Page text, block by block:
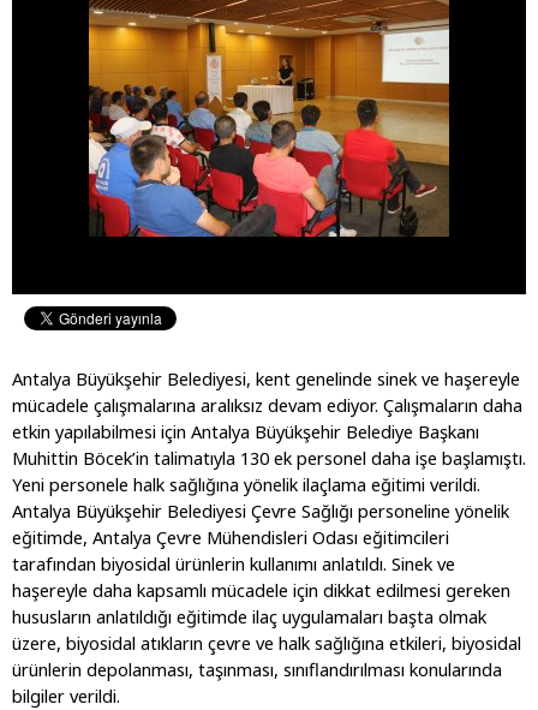
Antalya Büyükşehir Belediyesi, kent genelinde sinek ve haşereyle
mücadele çalışmalarına aralıksız devam ediyor. Çalışmaların daha
etkin yapılabilmesi için Antalya Büyükşehir Belediye Başkanı
Muhittin Böcek’in talimatıyla 130 ek personel daha işe başlamıştı.
Yeni personele halk sağlığına yönelik ilaçlama eğitimi verildi.
Antalya Büyükşehir Belediyesi Çevre Sağlığı personeline yönelik
eğitimde, Antalya Çevre Mühendisleri Odası eğitimcileri
tarafından biyosidal ürünlerin kullanımı anlatıldı. Sinek ve
haşereyle daha kapsamlı mücadele için dikkat edilmesi gereken
hususların anlatıldığı eğitimde ilaç uygulamaları başta olmak
üzere, biyosidal atıkların çevre ve halk sağlığına etkileri, biyosidal
ürünlerin depolanması, taşınması, sınıflandırılması konularında
bilgiler verildi.